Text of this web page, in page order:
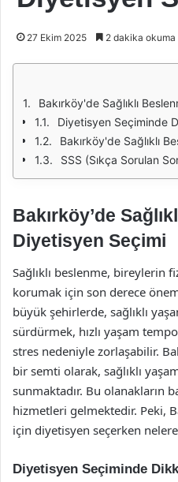
27 Ekim 2025 2 dakika okuma
Bakırköy'de Sağlıklı
Diyetisyen Seçiminde
Bakırköy'de Sağlıklı
SSS (Sıkça Sorulan
Bakırköy’de
Diyetisyen Seçimi
Sağlıklı beslenme, bireylerin
korumak için son derece
büyük şehirlerde, sağlıklı
sürdürmek, hızlı yaşam
stres nedeniyle zorlaşabilir.
bir semti olarak, sağlıklı
sunmaktadır. Bu olanakların
hizmetleri gelmektedir. Peki,
için diyetisyen seçerken
Diyetisyen Seçiminde